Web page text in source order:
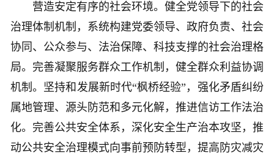
营造安定有序的社会环境。健全党领导下的社会
治理体制机制，系统构建党委领导、政府负责、社会
协同、公众参与、法治保障、科技支撑的社会治理格
局。完善凝聚服务群众工作机制，健全群众利益协调
机制。坚持和发展新时代“枫桥经验”，强化矛盾纠纷
属地管理、源头防范和多元化解，推进信访工作法治
化。完善公共安全体系，深化安全生产治本攻坚，推
动公共安全治理模式向事前预防转型，提高防灾减灾